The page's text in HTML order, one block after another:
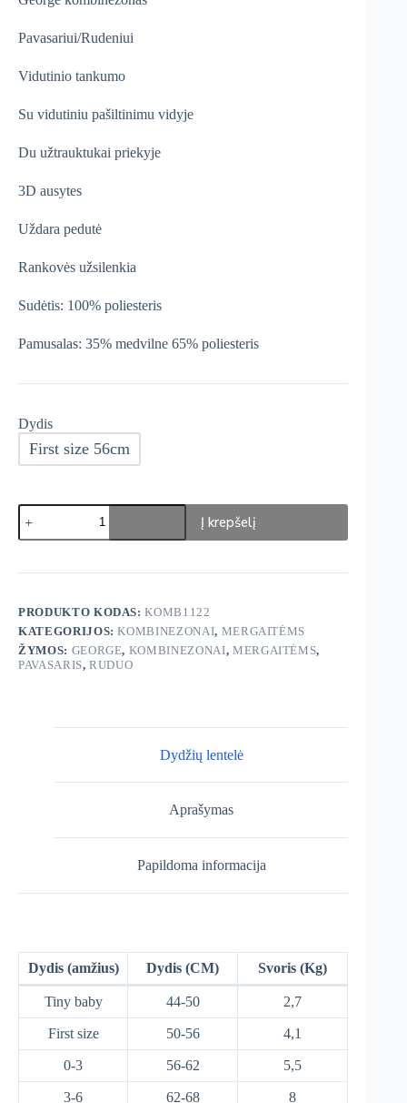
€31,99.
€27,19.
Pavasariui/Rudeniui
Vidutinio tankumo
Su vidutiniu pašiltinimu vidyje
Du užtrauktukai priekyje
3D ausytes
Uždara pedutė
Rankovės užsilenkia
Sudėtis: 100% poliesteris
Pamusalas: 35% medvilne 65% poliesteris
Dydis
First size 56cm
produkto
kiekis:
George
kombinezonas
Į krepšelį
PRODUKTO KODAS:KOMB1122
KATEGORIJOS:KOMBINEZONAI, MERGAITĖMS
ŽYMOS: GEORGE, KOMBINEZONAI, MERGAITĖMS,
PAVASARIS,RUDUO
Dydžių lentelė
Aprašymas
Papildoma informacija
Dydis (amžius) Dydis (CM) Svoris (Kg)
Tiny baby 44-50 2,7
First size 50-56 4,1
0-3 56-62 5,5
3-6 62-68 8